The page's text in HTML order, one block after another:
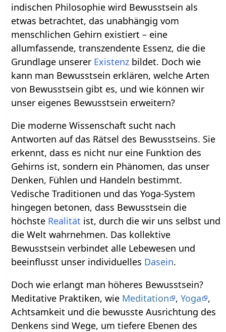
indischen Philosophie wird Bewusstsein als
etwas betrachtet, das unabhängig vom
menschlichen Gehirn existiert – eine
allumfassende, transzendente Essenz, die die
Grundlage unserer Existenz bildet. Doch wie
kann man Bewusstsein erklären, welche Arten
von Bewusstsein gibt es, und wie können wir
unser eigenes Bewusstsein erweitern?
Die moderne Wissenschaft sucht nach
Antworten auf das Rätsel des Bewusstseins. Sie
erkennt, dass es nicht nur eine Funktion des
Gehirns ist, sondern ein Phänomen, das unser
Denken, Fühlen und Handeln bestimmt.
Vedische Traditionen und das Yoga-System
hingegen betonen, dass Bewusstsein die
höchste Realität ist, durch die wir uns selbst und
die Welt wahrnehmen. Das kollektive
Bewusstsein verbindet alle Lebewesen und
beeinflusst unser individuelles Dasein.
Doch wie erlangt man höheres Bewusstsein?
Meditative Praktiken, wie Meditation ,Yoga
,
Achtsamkeit und die bewusste Ausrichtung des
Denkens sind Wege, um tiefere Ebenen des